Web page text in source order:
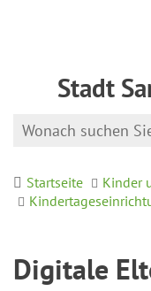
Stadt
Startseite
Kinder
Digitale